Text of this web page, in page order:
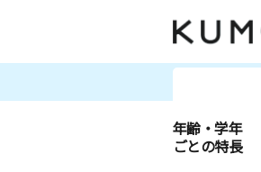
年齢・学年
ごとの特長